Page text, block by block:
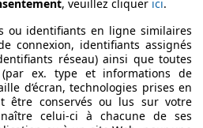
, veuillez cliquer ici.
ou identifiants en ligne similaires
connexion, identifiants assignés
réseau) ainsi que toutes
ex. type et informations de
d’écran, technologies prises en
être conservés ou lus sur votre
celui-ci à chacune de ses